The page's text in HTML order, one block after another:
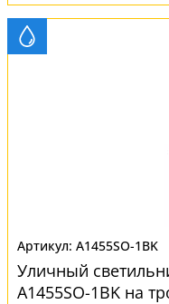
A1455SO-1BK
Уличный
A1455SO-1BK на